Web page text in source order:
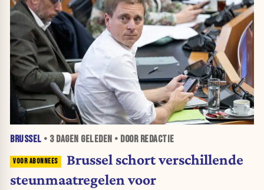
BRUSSEL • 3 DAGEN GELEDEN • DOOR REDACTIE
Brussel schort verschillende
steunmaatregelen voor